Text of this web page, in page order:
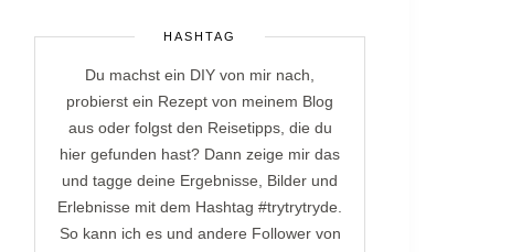
HASHTAG
Du machst ein DIY von mir nach,
probierst ein Rezept von meinem Blog
aus oder folgst den Reisetipps, die du
hier gefunden hast? Dann zeige mir das
und tagge deine Ergebnisse, Bilder und
Erlebnisse mit dem Hashtag #trytrytryde.
So kann ich es und andere Follower von